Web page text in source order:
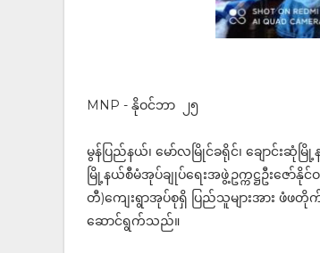
MNP - နိုဝင်ဘာ ၂၅
မွန်ပြည်နယ်၊ မော်လမြိုင်ခရိုင်၊ ချောင်း
မြို့နယ်စီမံအုပ်ချုပ်ရေးအဖွဲ့ဥက္ကဋ္ဌဦးဇော်
တီ)ကျေးရွာအုပ်စုရှိ ပြည်သူများအား ဖံဖတို
ဆောင်ရွက်သည်။